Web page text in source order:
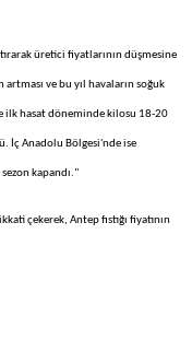
üretici fiyatlarının düşmesine
ve bu yıl havaların soğuk
ilk hasat döneminde kilosu 18-20
İç Anadolu Bölgesi'nde ise
kapandı."
çekerek, Antep fıstığı fiyatının